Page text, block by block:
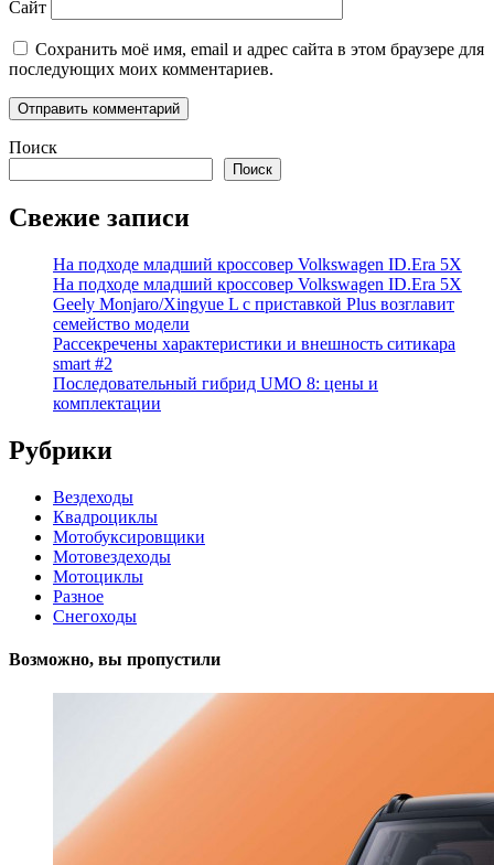
Сайт
Сохранить моё имя, email и адрес сайта в этом браузере для
последующих моих комментариев.
Поиск
Поиск
Свежие записи
На подходе младший кроссовер Volkswagen ID.Era 5X
На подходе младший кроссовер Volkswagen ID.Era 5X
Geely Monjaro/Xingyue L с приставкой Plus возглавит
семейство модели
Рассекречены характеристики и внешность ситикара
smart #2
Последовательный гибрид UMO 8: цены и
комплектации
Рубрики
Вездеходы
Квадроциклы
Мотобуксировщики
Мотовездеходы
Мотоциклы
Разное
Снегоходы
Возможно, вы пропустили